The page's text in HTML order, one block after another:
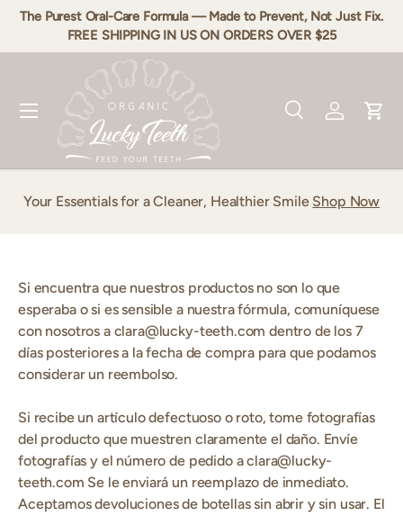
Ir al contenido
The Purest Oral-Care Formula — Made to Prevent, Not Just Fix.
FREE SHIPPING IN US ON ORDERS OVER $25
Buscar
Tipo de producto
BuscarIniciar
Menú
Your Essentials for a Cleaner, Healthier Smile Shop Now
Si encuentra que nuestros productos no son lo que
esperaba o si es sensible a nuestra fórmula, comuníquese
con nosotros a clara@lucky-teeth.com dentro de los 7
días posteriores a la fecha de compra para que podamos
considerar un reembolso.
Si recibe un artículo defectuoso o roto, tome fotografías
del producto que muestren claramente el daño. Envíe
fotografías y el número de pedido a clara@lucky-
teeth.com Se le enviará un reemplazo de inmediato.
Aceptamos devoluciones de botellas sin abrir y sin usar. El